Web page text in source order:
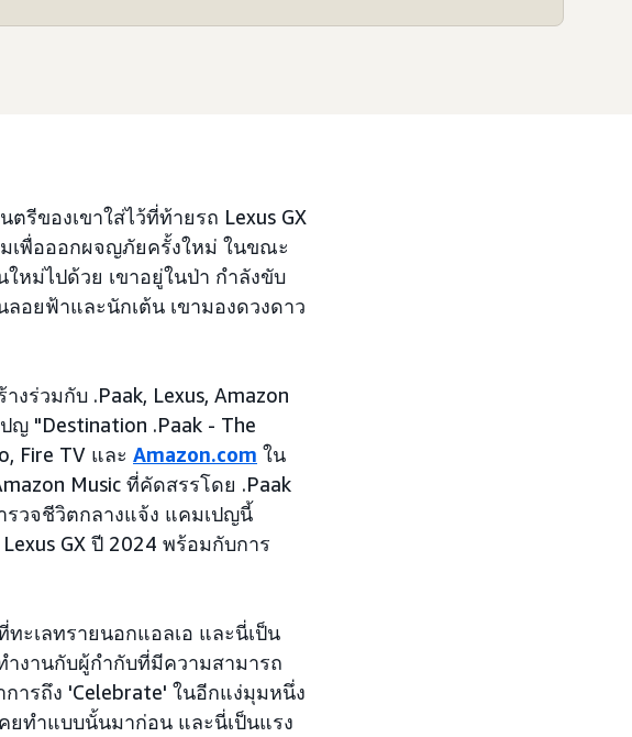
รีของเขาใส่ไว้ที่ท้ายรถ Lexus GX
มเพื่อออกผจญภัยครั้งใหม่ ในขณะ
ใหม่ไปด้วย เขาอยู่ในป่า กำลังขับ
อยฟ้าและนักเต้น เขามองดวงดาว
ร่วมกับ .Paak, Lexus, Amazon
ญ "Destination .Paak - The
Fire TV และ Amazon.com ใน
Music ที่คัดสรรโดย .Paak
รวจชีวิตกลางแจ้ง แคมเปญนี้
GX ปี 2024 พร้อมกับการ
ทะเลทรายนอกแอลเอ และนี่เป็น
งานกับผู้กำกับที่มีความสามารถ
ารถึง 'Celebrate' ในอีกแง่มุมหนึ่ง
ยทำแบบนั้นมาก่อน และนี่เป็นแรง